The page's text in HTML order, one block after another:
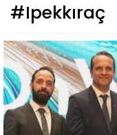
#Ipekkıraç